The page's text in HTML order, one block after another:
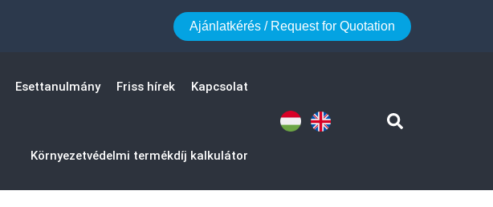
Ajánlatkérés / Request for Quotation
Esettanulmány Friss hírek Kapcsolat
Környezetvédelmi termékdíj kalkulátor